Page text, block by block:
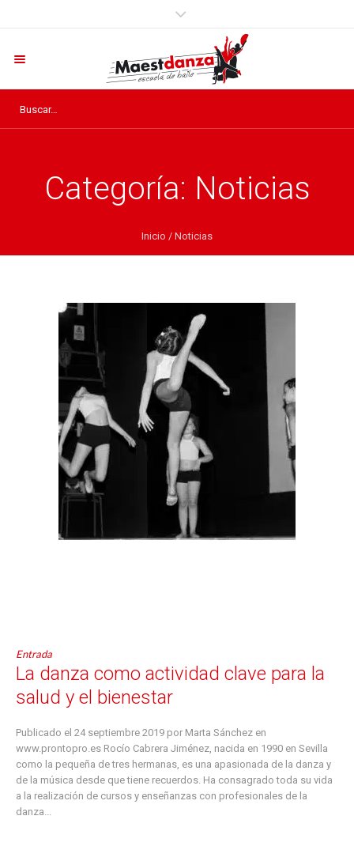
Categoría: Noticias
Inicio / Noticias
Entrada
La danza como actividad clave para la
salud y el bienestar
Publicado el 24 septiembre 2019 por Marta Sánchez en
www.prontopro.es Rocío Cabrera Jiménez, nacida en 1990 en Sevilla
como la pequeña de tres hermanas, es una apasionada de la danza y
de la música desde que tiene recuerdos. Ha consagrado toda su vida
a la realización de cursos y enseñanzas con profesionales de la
danza...